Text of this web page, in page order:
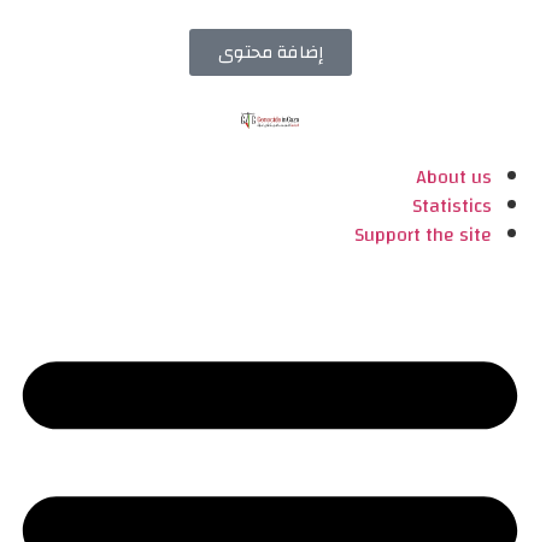
إضافة محتوى
About us
Statistics
Support the site